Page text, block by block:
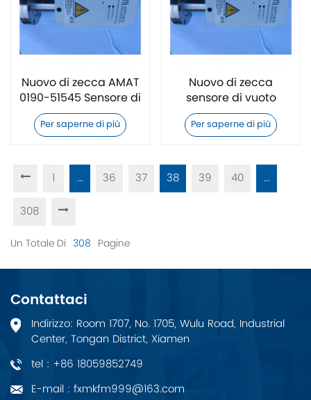
Nuovo di zecca AMAT
0190-51545 Sensore di
vuoto
Per saperne di più
Nuovo di zecca
sensore di vuoto
AMAT 0190-26328
Per saperne di più
1 ... 36 37 38 39 40
...
308
Un Totale Di 308 Pagine
Contattaci
Indirizzo: Room 1707, No. 1705, Wulu Road, Industrial
Center, Tongan District, Xiamen
tel : +86 18059852749
E-mail : fxmkfm999@163.com